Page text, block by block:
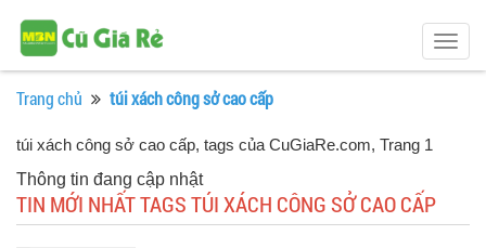
Trang chủ túi xách công sở cao cấp
túi xách công sở cao cấp, tags của CuGiaRe.com, Trang 1
Thông tin đang cập nhật
TIN MỚI NHẤT TAGS TÚI XÁCH CÔNG SỞ CAO CẤP